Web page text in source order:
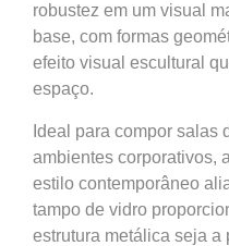
robustez em um visual
base, com formas
efeito visual escultural
espaço.
Ideal para compor salas
ambientes corporativos,
estilo contemporâneo
tampo de vidro
estrutura metálica seja a